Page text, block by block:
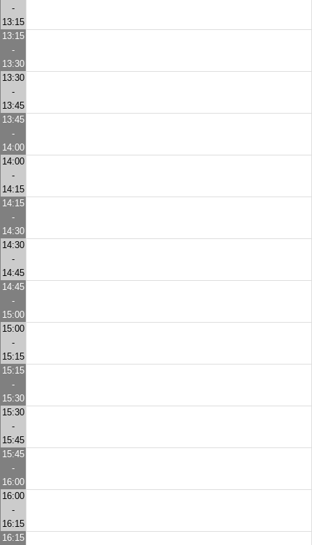
-
13:15
13:15
-
13:30
13:30
-
13:45
13:45
-
14:00
14:00
-
14:15
14:15
-
14:30
14:30
-
14:45
14:45
-
15:00
15:00
-
15:15
15:15
-
15:30
15:30
-
15:45
15:45
-
16:00
16:00
-
16:15
16:15